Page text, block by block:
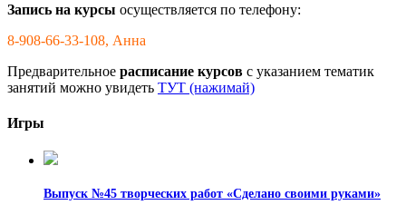
Запись на курсы осуществляется по телефону:
8-908-66-33-108, Анна
Предварительное расписание курсов с указанием тематик
занятий можно увидеть ТУТ (нажимай)
Игры
Выпуск №45 творческих работ «Сделано своими руками»